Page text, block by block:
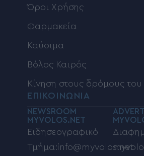
Όροι Χρήσης
Φαρμακεία
Καύσιμα
Βόλος Καιρός
Κίνηση στους δρόμους
ΕΠΙΚΟΙΝΩΝΙΑ
NEWSROOM
MYVOLOS.NET
Ειδησεογραφικό
Τμήμα:info@myvolos.net